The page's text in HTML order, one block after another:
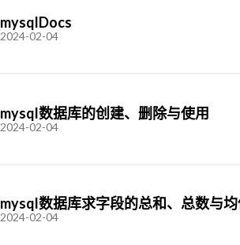
mysqlDocs
2024-02-04
mysql数据库的创建、删除与使用
2024-02-04
mysql数据库求字段的总和、总数与
2024-02-04